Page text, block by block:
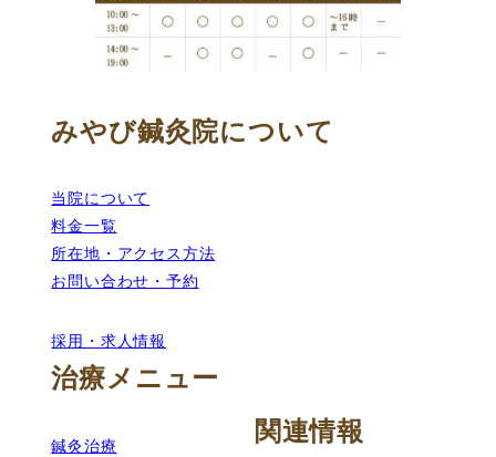
みやび鍼灸院について
当院について
料金一覧
所在地・アクセス方法
お問い合わせ・予約
採用・求人情報
治療メニュー
鍼灸治療
関連情報